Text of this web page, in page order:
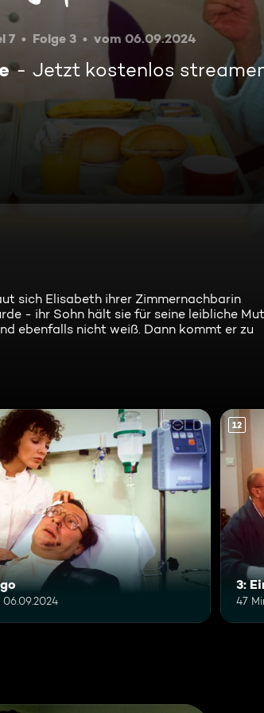
7 Folge 3 vom 06.09.2024
Jetzt kostenlos
sich Elisabeth ihrer Zimmernachbarin
- ihr Sohn hält sie für seine leibliche
ebenfalls nicht weiß. Dann kommt er zu
12
3:
47